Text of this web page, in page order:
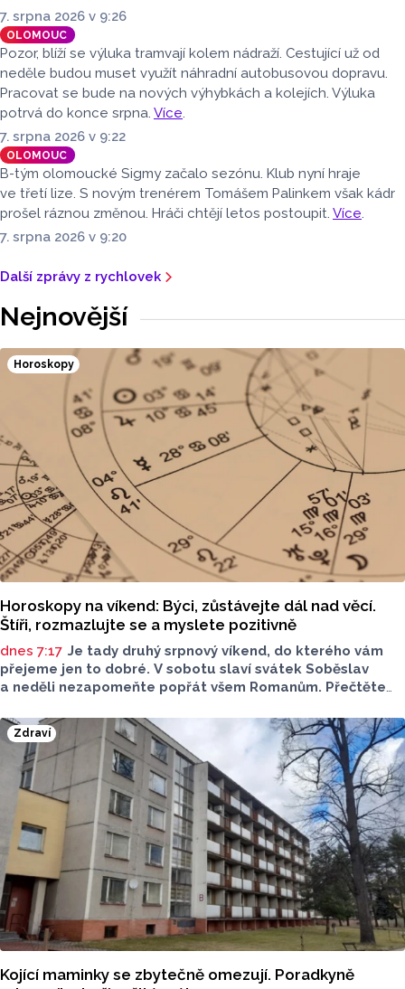
7. srpna 2026 v 9:26
OLOMOUC
Pozor, blíží se výluka tramvají kolem nádraží. Cestující už od
neděle budou muset využít náhradní autobusovou dopravu.
Pracovat se bude na nových výhybkách a kolejích. Výluka
potrvá do konce srpna. Více.
7. srpna 2026 v 9:22
OLOMOUC
B-tým olomoucké Sigmy začalo sezónu. Klub nyní hraje
ve třetí lize. S novým trenérem Tomášem Palinkem však kádr
prošel ráznou změnou. Hráči chtějí letos postoupit. Více.
7. srpna 2026 v 9:20
Další zprávy z rychlovek
Nejnovější
Horoskopy
Horoskopy na víkend: Býci, zůstávejte dál nad věcí.
Štíři, rozmazlujte se a myslete pozitivně
dnes 7:17 Je tady druhý srpnový víkend, do kterého vám
přejeme jen to dobré. V sobotu slaví svátek Soběslav
a neděli nezapomeňte popřát všem Romanům. Přečtěte
Zdraví
Kojící maminky se zbytečně omezují. Poradkyně